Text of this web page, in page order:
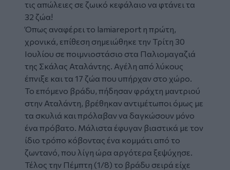
τις απώλειες σε ζωικό κεφάλαιο να φτάνει τα
32 ζώα!
Όπως αναφέρει το lamiareport η πρώτη,
χρονικά, επίθεση σημειώθηκε την Τρίτη 30
Ιουλίου σε ποιμνιοστάσιο στα Παλιομαγαζιά
της Σκάλας Αταλάντης. Αγέλη από λύκους
έπνιξε και τα 17 ζώα που υπήρχαν στο χώρο.
Το επόμενο βράδυ, πήδησαν φράχτη μαντριού
στην Αταλάντη, βρέθηκαν αντιμέτωποι όμως με
τα σκυλιά και πρόλαβαν να δαγκώσουν μόνο
ένα πρόβατο. Μάλιστα έφυγαν βιαστικά με τον
ίδιο τρόπο κόβοντας ένα κομμάτι από το
ζωντανό, που λίγη ώρα αργότερα ξεψύχησε.
Τέλος την Πέμπτη (1/8) το βράδυ σειρά είχε